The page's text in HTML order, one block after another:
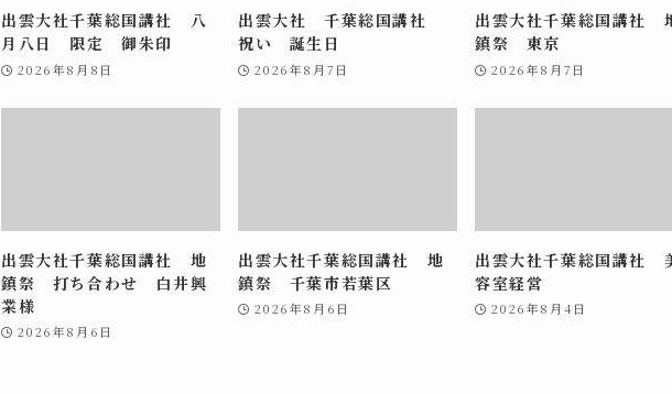
出雲大社千葉総国講社 八
月八日 限定 御朱印
2026年8月8日
出雲大社 千葉総国講社
祝い 誕生日
2026年8月7日
出雲大社千葉総国講社
鎮祭 東京
2026年8月7日
出雲大社千葉総国講社 地
鎮祭 打ち合わせ 白井興
業様
2026年8月6日
出雲大社千葉総国講社 地
鎮祭 千葉市若葉区
2026年8月6日
出雲大社千葉総国講社
容室経営
2026年8月4日